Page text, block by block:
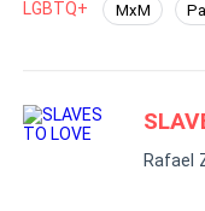
comprendía». Noah Miller regresa a su ciudad después
olvidarse del agua
sueños y deseos
escritos, lo
LGBTQ+ MxM
Rafael